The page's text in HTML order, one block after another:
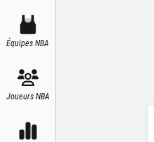
Équipes NBA
Joueurs NBA